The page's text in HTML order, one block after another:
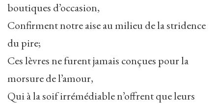
boutiques d’occasion,
Confirment notre aise au milieu de la stridence
du pire;
Ces lèvres ne furent jamais conçues pour la
morsure de l’amour,
Qui à la soif irrémédiable n’offrent que leurs